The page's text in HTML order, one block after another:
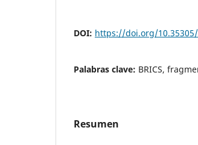
DOI: https://doi.org/10.35305/
Palabras clave: BRICS,
Resumen